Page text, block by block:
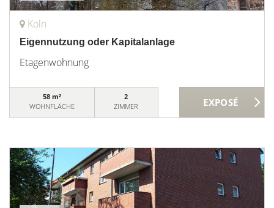
Köln
Eigennutzung oder Kapitalanlage
Etagenwohnung
58 m²
WOHNFLÄCHE
2
ZIMMER